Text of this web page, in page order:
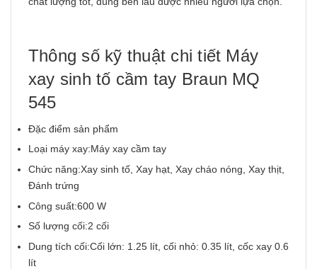
Thông số kỹ thuật chi tiết Máy
xay sinh tố cầm tay Braun MQ
545
Đặc điểm sản phẩm
Loại máy xay:Máy xay cầm tay
Chức năng:Xay sinh tố, Xay hạt, Xay cháo nóng, Xay thịt,
Đánh trứng
Công suất:600 W
Số lượng cối:2 cối
Dung tích cối:Cối lớn: 1.25 lít, cối nhỏ: 0.35 lít, cốc xay 0.6
lít